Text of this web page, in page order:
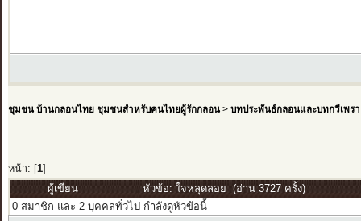
ชุมชน บ้านกลอนไทย ชุมชนสำหรับคนไทยผู้รักกลอน> บทประพันธ์กลอนและบทกวีเพรา
หน้า: [ 1]
ผู้เขียน
หัวข้อ: ใจหลุดลอย (อ่าน 3727 ครั้ง)
0 สมาชิก และ 2 บุคคลทั่วไป กำลังดูหัวข้อนี้